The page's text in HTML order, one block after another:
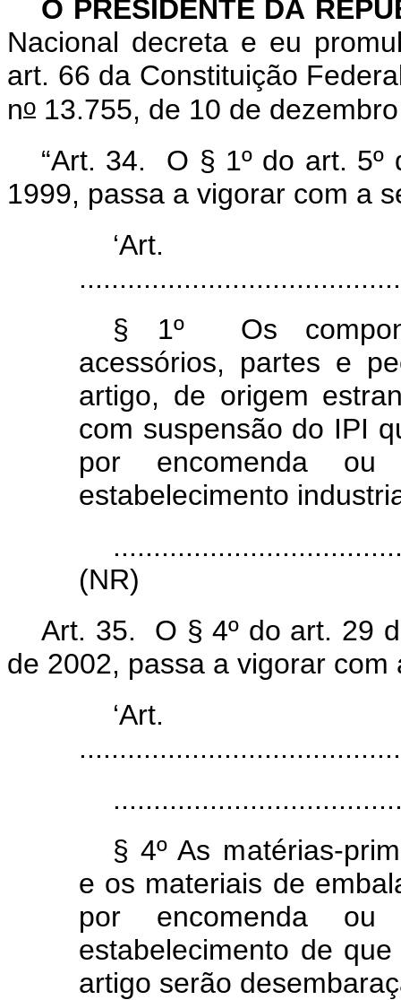
O PRESIDENTE DA
Nacional decreta e eu
art. 66 da Constituição
no 13.755, de 10 de
“Art. 34. O § 1º do art. 5º
1999, passa a vigorar com a
§ 1º Os
acessórios, partes e
artigo, de origem
com suspensão do IPI
por encomenda
estabelecimento
(NR)
Art. 35. O § 4º do art. 29
de 2002, passa a vigorar com
§ 4º As matérias-
e os materiais de
por encomenda
estabelecimento de
artigo serão